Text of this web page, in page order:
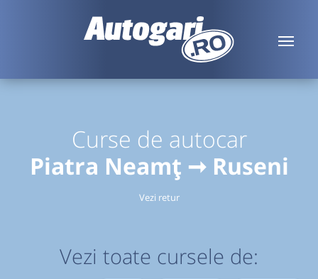
Curse de autocar
Piatra Neamț ➞ Ruseni
Vezi retur
Vezi toate cursele de: